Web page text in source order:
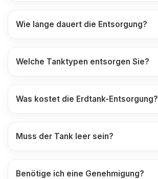
Wie lange dauert die Entsorgung?
Welche Tanktypen entsorgen Sie?
Was kostet die Erdtank-Entsorgung?
Muss der Tank leer sein?
Benötige ich eine Genehmigung?